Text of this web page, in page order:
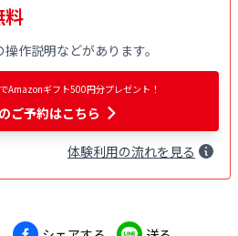
料
作説明などがあります。
Amazonギフト500円分プレゼント！
のご予約はこちら
体験利用の流れを見る